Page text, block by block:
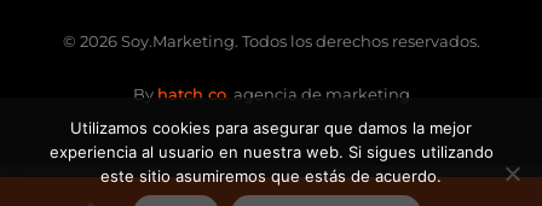
© 2026 Soy.Marketing. Todos los derechos reservados.
By hatch co. agencia de marketing
Utilizamos cookies para asegurar que damos la mejor
experiencia al usuario en nuestra web. Si sigues utilizando
este sitio asumiremos que estás de acuerdo.